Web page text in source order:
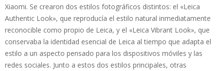
Xiaomi. Se crearon dos estilos fotográficos distintos: el «Leica
Authentic Look», que reproducía el estilo natural inmediatamente
reconocible como propio de Leica, y el «Leica Vibrant Look», que
conservaba la identidad esencial de Leica al tiempo que adapta el
estilo a un aspecto pensado para los dispositivos móviles y las
redes sociales. Junto a estos dos estilos principales, otras